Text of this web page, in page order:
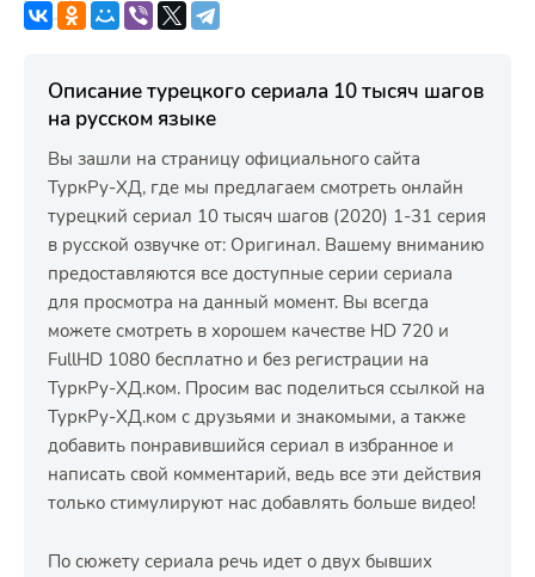
Описание турецкого сериала 10 тысяч шагов
на русском языке
Вы зашли на страницу официального сайта
ТуркРу-ХД, где мы предлагаем смотреть онлайн
турецкий сериал 10 тысяч шагов (2020) 1-31 серия
в русской озвучке от: Оригинал. Вашему вниманию
предоставляются все доступные серии сериала
для просмотра на данный момент. Вы всегда
можете смотреть в хорошем качестве HD 720 и
FullHD 1080 бесплатно и без регистрации на
ТуркРу-ХД.ком. Просим вас поделиться ссылкой на
ТуркРу-ХД.ком с друзьями и знакомыми, а также
добавить понравившийся сериал в избранное и
написать свой комментарий, ведь все эти действия
только стимулируют нас добавлять больше видео!
По сюжету сериала речь идет о двух бывших